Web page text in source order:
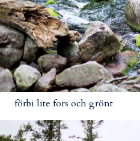
förbi lite fors och grönt